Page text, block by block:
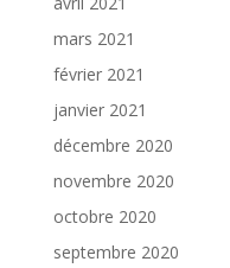
mars 2021
février 2021
janvier 2021
décembre 2020
novembre 2020
octobre 2020
septembre 2020